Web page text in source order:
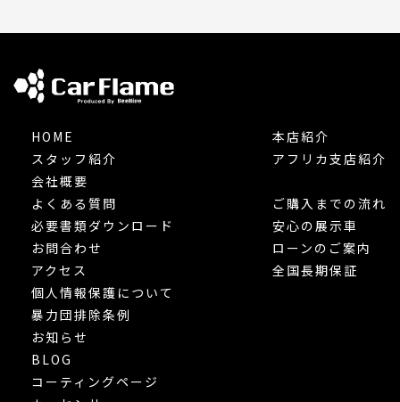
HOME
スタッフ紹介
会社概要
本店紹介
アフリカ支店紹介
よくある質問
必要書類ダウンロード
お問合わせ
アクセス
個人情報保護について
暴力団排除条例
お知らせ
BLOG
ご購入までの流れ
安心の展示車
ローンのご案内
全国長期保証
コーティングページ